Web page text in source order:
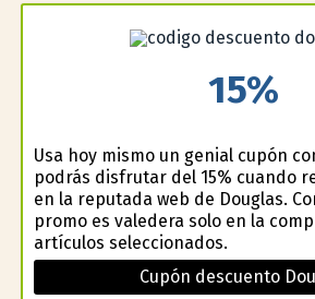
15%
Usa hoy mismo un genial cupón
podrás disfrutar del 15% cuando
en la reputada web de Douglas.
promo es valedera solo en la
artículos seleccionados.
Cupón descuento